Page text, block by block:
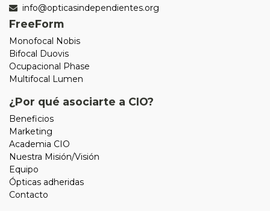
info@opticasindependientes.org
FreeForm
Monofocal Nobis
Bifocal Duovis
Ocupacional Phase
Multifocal Lumen
¿Por qué asociarte a CIO?
Beneficios
Marketing
Academia CIO
Nuestra Misión/Visión
Equipo
Ópticas adheridas
Contacto